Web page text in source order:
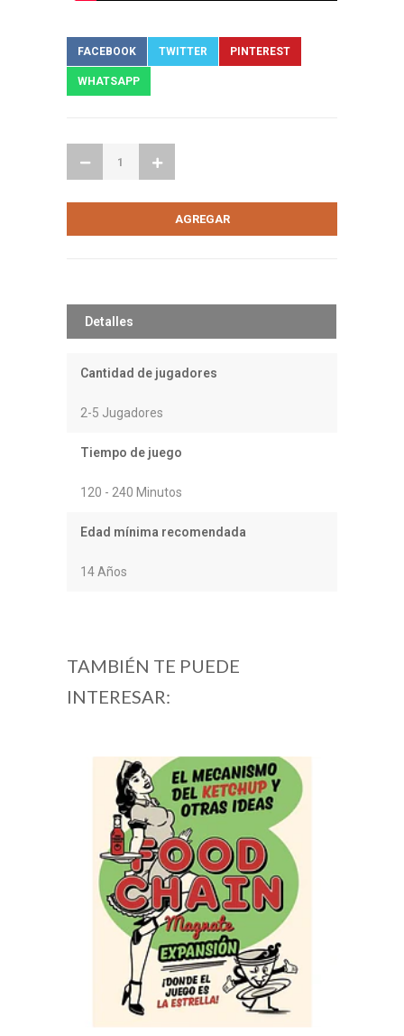
FACEBOOK TWITTER PINTEREST
WHATSAPP
Detalles
Cantidad de jugadores
2-5 Jugadores
Tiempo de juego
120 - 240 Minutos
Edad mínima recomendada
14 Años
TAMBIÉN TE PUEDE
INTERESAR: